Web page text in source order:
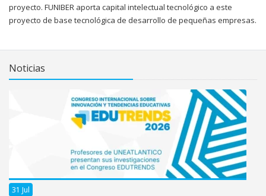
proyecto. FUNIBER aporta capital intelectual tecnológico a este
proyecto de base tecnológica de desarrollo de pequeñas empresas.
Noticias
31 Jul